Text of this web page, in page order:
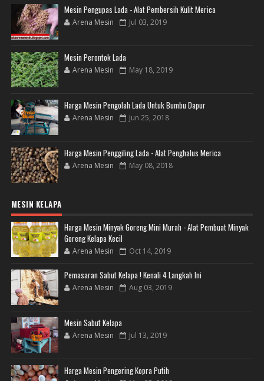
Mesin Pengupas Lada - Alat Pembersih Kulit Merica
Arena Mesin Jul 03, 2019
Mesin Perontok Lada
Arena Mesin May 18, 2019
Harga Mesin Pengolah Lada Untuk Bumbu Dapur
Arena Mesin Jun 25, 2018
Harga Mesin Penggiling Lada - Alat Penghalus Merica
Arena Mesin May 08, 2018
MESIN KELAPA
Harga Mesin Minyak Goreng Mini Murah - Alat Pembuat Minyak
Goreng Kelapa Kecil
Arena Mesin Oct 14, 2019
Pemasaran Sabut Kelapa ! Kenali 4 Langkah Ini
Arena Mesin Aug 03, 2019
Mesin Sabut Kelapa
Arena Mesin Jul 13, 2019
Harga Mesin Pengering Kopra Putih